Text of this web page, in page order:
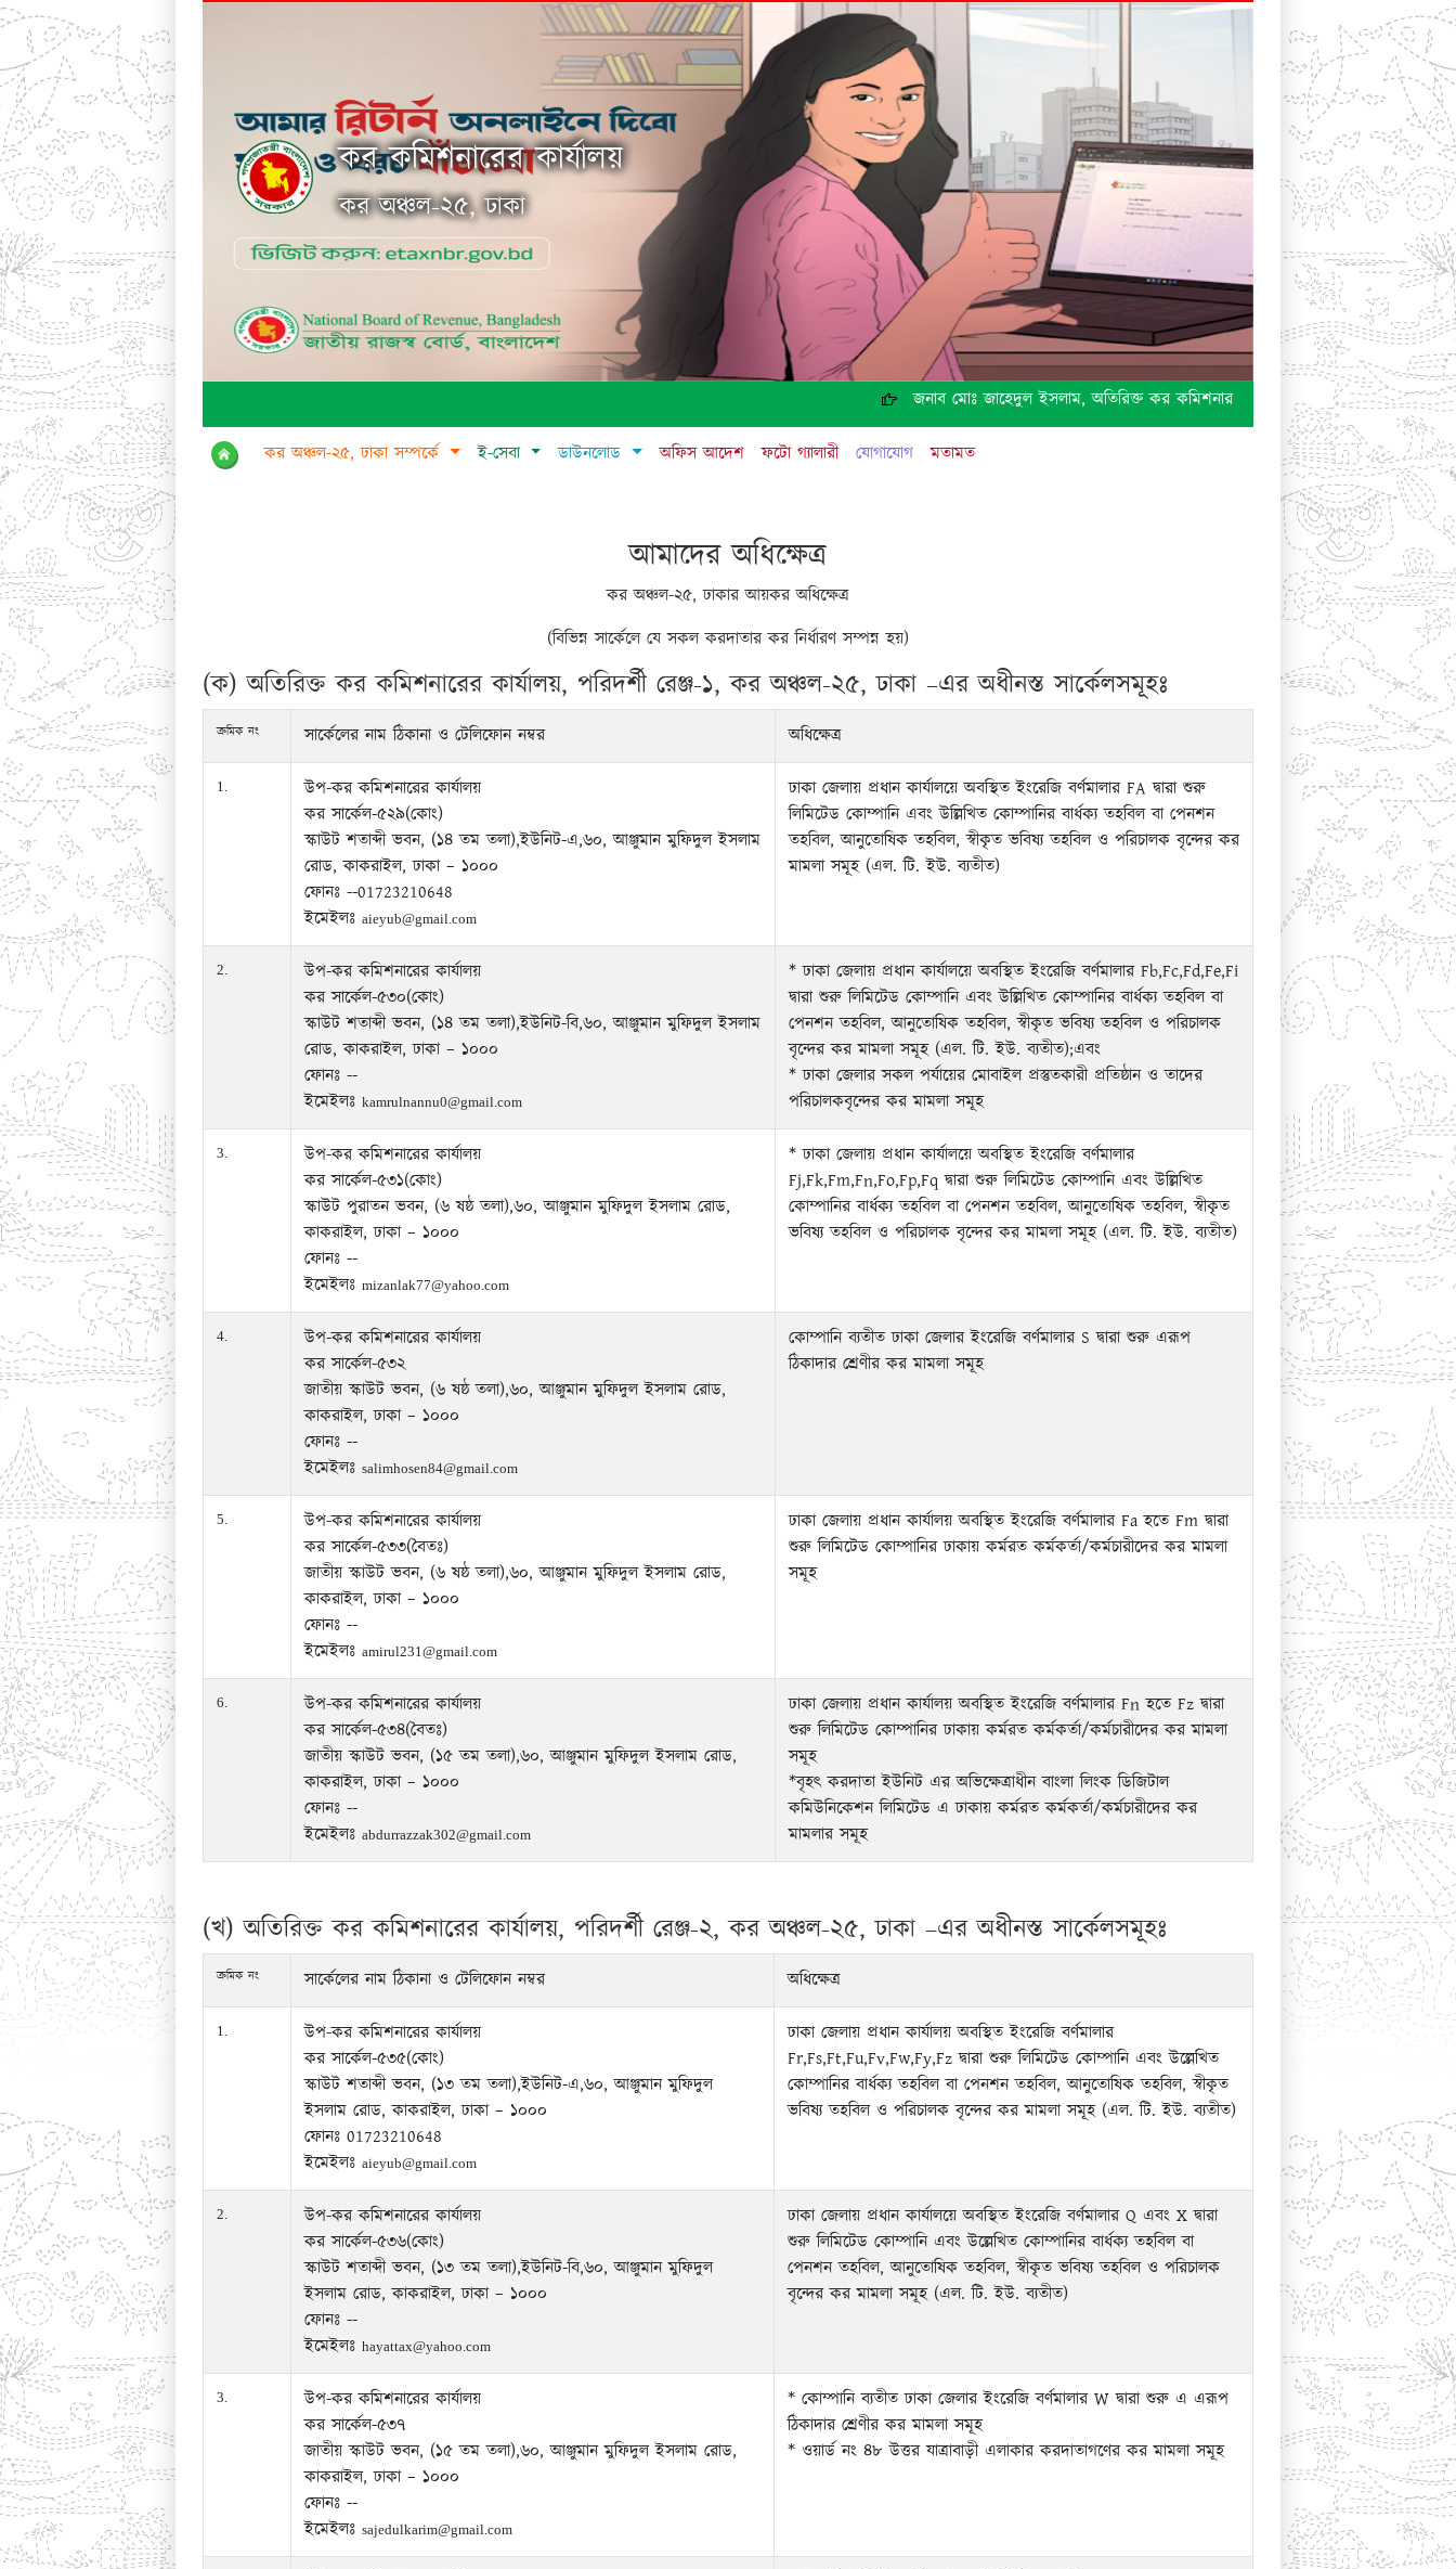
কর কমিশনারের কার্যালয়
কর অঞ্চল-২৫, ঢাকা
জনাব মোঃ জাহেদুল ইসলাম, অতিরিক্ত কর কমিশনার পরিদর্শী রেঞ্জ-০১ অঞ্চল-২৫, ঢাকা এর ই-
কর অঞ্চল-২৫, ঢাকা সম্পর্কে ই-সেবা ডাউনলোড অফিস আদেশ ফটো গ্যালারী যোগাযোগ মতামত
আমাদের অধিক্ষেত্র
কর অঞ্চল-২৫, ঢাকার আয়কর অধিক্ষেত্র
(বিভিন্ন সার্কেলে যে সকল করদাতার কর নির্ধারণ সম্পন্ন হয়)
(ক) অতিরিক্ত কর কমিশনারের কার্যালয়, পরিদর্শী রেঞ্জ-১, কর অঞ্চল-২৫, ঢাকা –এর অধীনস্ত সার্কেলসমূহঃ
ক্রমিক নং সার্কেলের নাম ঠিকানা ও টেলিফোন নম্বর অধিক্ষেত্র
1.
উপ-কর কমিশনারের কার্যালয়
কর সার্কেল-৫২৯(কোং)
স্কাউট শতাব্দী ভবন, (১৪ তম তলা),ইউনিট-এ,৬০, আঞ্জুমান মুফিদুল ইসলাম
রোড, কাকরাইল, ঢাকা – ১০০০
ফোনঃ --01723210648
ইমেইলঃ aieyub@gmail.com
ঢাকা জেলায় প্রধান কার্যালয়ে অবস্থিত ইংরেজি বর্ণমালার FA দ্বারা শুরু
লিমিটেড কোম্পানি এবং উল্লিখিত কোম্পানির বার্ধক্য তহবিল বা পেনশন
তহবিল, আনুতোষিক তহবিল, স্বীকৃত ভবিষ্য তহবিল ও পরিচালক বৃন্দের কর
মামলা সমূহ (এল. টি. ইউ. ব্যতীত)
2.
উপ-কর কমিশনারের কার্যালয়
কর সার্কেল-৫৩০(কোং)
স্কাউট শতাব্দী ভবন, (১৪ তম তলা),ইউনিট-বি,৬০, আঞ্জুমান মুফিদুল ইসলাম
রোড, কাকরাইল, ঢাকা – ১০০০
ফোনঃ --
ইমেইলঃ kamrulnannu0@gmail.com
* ঢাকা জেলায় প্রধান কার্যালয়ে অবস্থিত ইংরেজি বর্ণমালার Fb,Fc,Fd,Fe,Fi
দ্বারা শুরু লিমিটেড কোম্পানি এবং উল্লিখিত কোম্পানির বার্ধক্য তহবিল বা
পেনশন তহবিল, আনুতোষিক তহবিল, স্বীকৃত ভবিষ্য তহবিল ও পরিচালক
বৃন্দের কর মামলা সমূহ (এল. টি. ইউ. ব্যতীত);এবং
* ঢাকা জেলার সকল পর্যায়ের মোবাইল প্রস্তুতকারী প্রতিষ্ঠান ও তাদের
পরিচালকবৃন্দের কর মামলা সমূহ
3.
উপ-কর কমিশনারের কার্যালয়
কর সার্কেল-৫৩১(কোং)
স্কাউট পুরাতন ভবন, (৬ ষষ্ঠ তলা),৬০, আঞ্জুমান মুফিদুল ইসলাম রোড,
কাকরাইল, ঢাকা – ১০০০
ফোনঃ --
ইমেইলঃ mizanlak77@yahoo.com
* ঢাকা জেলায় প্রধান কার্যালয়ে অবস্থিত ইংরেজি বর্ণমালার
Fj,Fk,Fm,Fn,Fo,Fp,Fq দ্বারা শুরু লিমিটেড কোম্পানি এবং উল্লিখিত
কোম্পানির বার্ধক্য তহবিল বা পেনশন তহবিল, আনুতোষিক তহবিল, স্বীকৃত
ভবিষ্য তহবিল ও পরিচালক বৃন্দের কর মামলা সমূহ (এল. টি. ইউ. ব্যতীত)
4.
উপ-কর কমিশনারের কার্যালয়
কর সার্কেল-৫৩২
জাতীয় স্কাউট ভবন, (৬ ষষ্ঠ তলা),৬০, আঞ্জুমান মুফিদুল ইসলাম রোড,
কাকরাইল, ঢাকা – ১০০০
ফোনঃ --
ইমেইলঃ salimhosen84@gmail.com
কোম্পানি ব্যতীত ঢাকা জেলার ইংরেজি বর্ণমালার S দ্বারা শুরু এরূপ
ঠিকাদার শ্রেণীর কর মামলা সমূহ
5.
উপ-কর কমিশনারের কার্যালয়
কর সার্কেল-৫৩৩(বৈতঃ)
জাতীয় স্কাউট ভবন, (৬ ষষ্ঠ তলা),৬০, আঞ্জুমান মুফিদুল ইসলাম রোড,
কাকরাইল, ঢাকা – ১০০০
ফোনঃ --
ইমেইলঃ amirul231@gmail.com
ঢাকা জেলায় প্রধান কার্যালয় অবস্থিত ইংরেজি বর্ণমালার Fa হতে Fm দ্বারা
শুরু লিমিটেড কোম্পানির ঢাকায় কর্মরত কর্মকর্তা/কর্মচারীদের কর মামলা
সমূহ
6.
উপ-কর কমিশনারের কার্যালয়
কর সার্কেল-৫৩৪(বৈতঃ)
জাতীয় স্কাউট ভবন, (১৫ তম তলা),৬০, আঞ্জুমান মুফিদুল ইসলাম রোড,
কাকরাইল, ঢাকা – ১০০০
ফোনঃ --
ইমেইলঃ abdurrazzak302@gmail.com
ঢাকা জেলায় প্রধান কার্যালয় অবস্থিত ইংরেজি বর্ণমালার Fn হতে Fz দ্বারা
শুরু লিমিটেড কোম্পানির ঢাকায় কর্মরত কর্মকর্তা/কর্মচারীদের কর মামলা
সমূহ
*বৃহৎ করদাতা ইউনিট এর অভিক্ষেত্রাধীন বাংলা লিংক ডিজিটাল
কমিউনিকেশন লিমিটেড এ ঢাকায় কর্মরত কর্মকর্তা/কর্মচারীদের কর
মামলার সমূহ
(খ) অতিরিক্ত কর কমিশনারের কার্যালয়, পরিদর্শী রেঞ্জ-২, কর অঞ্চল-২৫, ঢাকা –এর অধীনস্ত সার্কেলসমূহঃ
ক্রমিক নং সার্কেলের নাম ঠিকানা ও টেলিফোন নম্বর অধিক্ষেত্র
1.
উপ-কর কমিশনারের কার্যালয়
কর সার্কেল-৫৩৫(কোং)
স্কাউট শতাব্দী ভবন, (১৩ তম তলা),ইউনিট-এ,৬০, আঞ্জুমান মুফিদুল
ইসলাম রোড, কাকরাইল, ঢাকা – ১০০০
ফোনঃ 01723210648
ইমেইলঃ aieyub@gmail.com
ঢাকা জেলায় প্রধান কার্যালয় অবস্থিত ইংরেজি বর্ণমালার
Fr,Fs,Ft,Fu,Fv,Fw,Fy,Fz দ্বারা শুরু লিমিটেড কোম্পানি এবং উল্লেখিত
কোম্পানির বার্ধক্য তহবিল বা পেনশন তহবিল, আনুতোষিক তহবিল, স্বীকৃত
ভবিষ্য তহবিল ও পরিচালক বৃন্দের কর মামলা সমূহ (এল. টি. ইউ. ব্যতীত)
2.
উপ-কর কমিশনারের কার্যালয়
কর সার্কেল-৫৩৬(কোং)
স্কাউট শতাব্দী ভবন, (১৩ তম তলা),ইউনিট-বি,৬০, আঞ্জুমান মুফিদুল
ইসলাম রোড, কাকরাইল, ঢাকা – ১০০০
ফোনঃ --
ইমেইলঃ hayattax@yahoo.com
ঢাকা জেলায় প্রধান কার্যালয়ে অবস্থিত ইংরেজি বর্ণমালার Q এবং X দ্বারা
শুরু লিমিটেড কোম্পানি এবং উল্লেখিত কোম্পানির বার্ধক্য তহবিল বা
পেনশন তহবিল, আনুতোষিক তহবিল, স্বীকৃত ভবিষ্য তহবিল ও পরিচালক
বৃন্দের কর মামলা সমূহ (এল. টি. ইউ. ব্যতীত)
3.
উপ-কর কমিশনারের কার্যালয়
কর সার্কেল-৫৩৭
জাতীয় স্কাউট ভবন, (১৫ তম তলা),৬০, আঞ্জুমান মুফিদুল ইসলাম রোড,
কাকরাইল, ঢাকা – ১০০০
ফোনঃ --
ইমেইলঃ sajedulkarim@gmail.com
* কোম্পানি ব্যতীত ঢাকা জেলার ইংরেজি বর্ণমালার W দ্বারা শুরু এ এরূপ
ঠিকাদার শ্রেণীর কর মামলা সমূহ
* ওয়ার্ড নং ৪৮ উত্তর যাত্রাবাড়ী এলাকার করদাতাগণের কর মামলা সমূহ